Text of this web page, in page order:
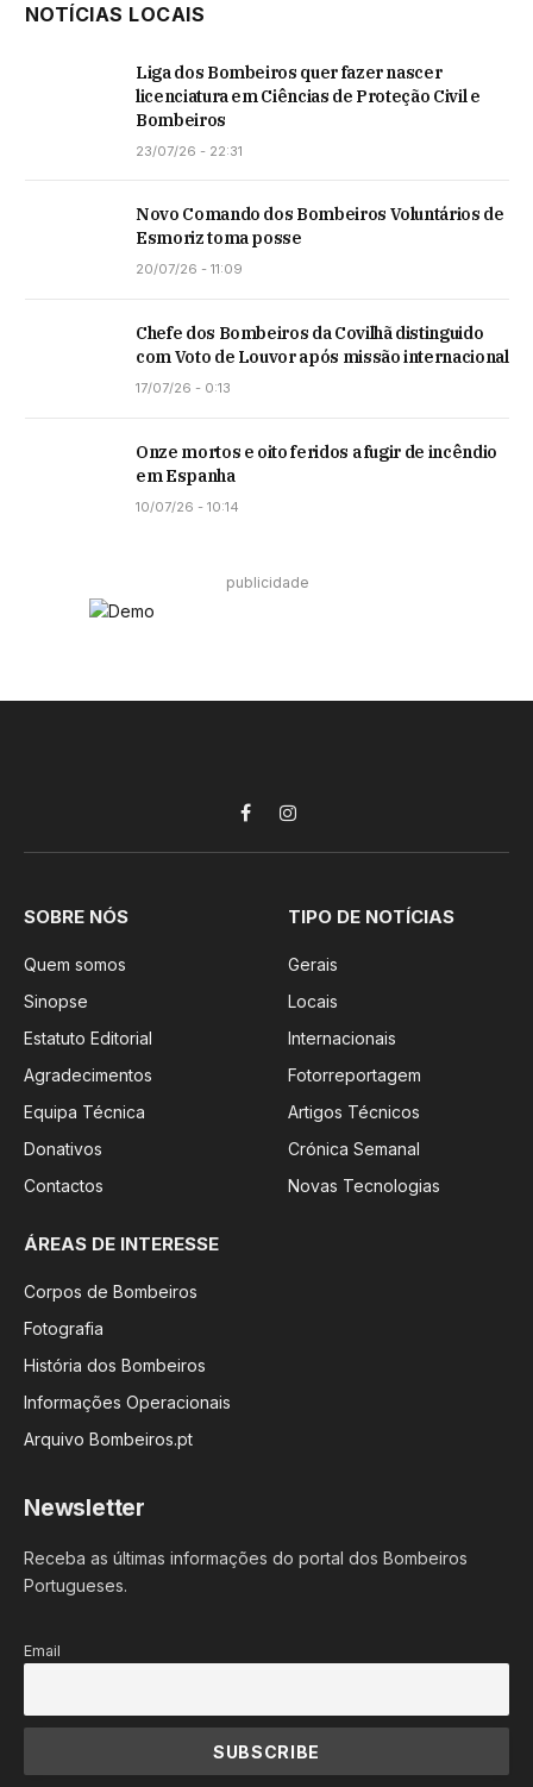
NOTÍCIAS LOCAIS
Liga dos Bombeiros quer fazer nascer
licenciatura em Ciências de Proteção Civil e
Bombeiros
23/07/26 - 22:31
Novo Comando dos Bombeiros Voluntários de
Esmoriz toma posse
20/07/26 - 11:09
Chefe dos Bombeiros da Covilhã distinguido
com Voto de Louvor após missão internacional
17/07/26 - 0:13
Onze mortos e oito feridos a fugir de incêndio
em Espanha
10/07/26 - 10:14
publicidade
FacebookInstagram
SOBRE NÓS
Quem somos
Sinopse
Estatuto Editorial
Agradecimentos
Equipa Técnica
Donativos
Contactos
TIPO DE NOTÍCIAS
Gerais
Locais
Internacionais
Fotorreportagem
Artigos Técnicos
Crónica Semanal
Novas Tecnologias
ÁREAS DE INTERESSE
Corpos de Bombeiros
Fotografia
História dos Bombeiros
Informações Operacionais
Arquivo Bombeiros.pt
Newsletter
Receba as últimas informações do portal dos Bombeiros
Portugueses.
Email